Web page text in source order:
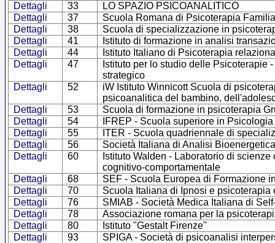
Dettagli
33
LO SPAZIO PSICOANALITICO
Dettagli
37
Scuola Romana di Psicoterapia
Dettagli
38
Scuola di specializzazione in
Dettagli
41
Istituto di formazione in analisi
Dettagli
44
Istituto Italiano di Psicoterapia
Dettagli
47
Istituto per lo studio delle
strategico
Dettagli
52
iW Istituto Winnicott Scuola di
psicoanalitica del bambino,
Dettagli
53
Scuola di formazione in psicoterapia
Dettagli
54
IFREP - Scuola superiore in
Dettagli
55
ITER - Scuola quadriennale di
Dettagli
56
Società Italiana di Analisi
Dettagli
60
Istituto Walden - Laboratorio di
cognitivo-comportamentale
Dettagli
68
SEF - Scuola Europea di Formazione
Dettagli
70
Scuola Italiana di Ipnosi e psicoterapia
Dettagli
76
SMIAB - Società Medica Italiana di
Dettagli
78
Associazione romana per la
Dettagli
80
Istituto "Gestalt Firenze"
Dettagli
93
SPIGA - Società di psicoanalisi